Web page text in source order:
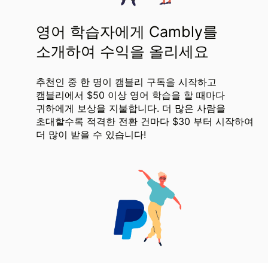
영어 학습자에게 Cambly를
소개하여 수익을 올리세요
추천인 중 한 명이 캠블리 구독을 시작하고
캠블리에서 $50 이상 영어 학습을 할 때마다
귀하에게 보상을 지불합니다. 더 많은 사람을
초대할수록 적격한 전환 건마다 $30 부터 시작하여
더 많이 받을 수 있습니다!